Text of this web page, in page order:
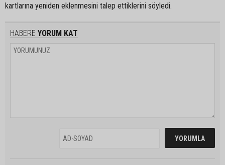
kartlarına yeniden eklenmesini talep ettiklerini söyledi.
HABERE YORUM KAT